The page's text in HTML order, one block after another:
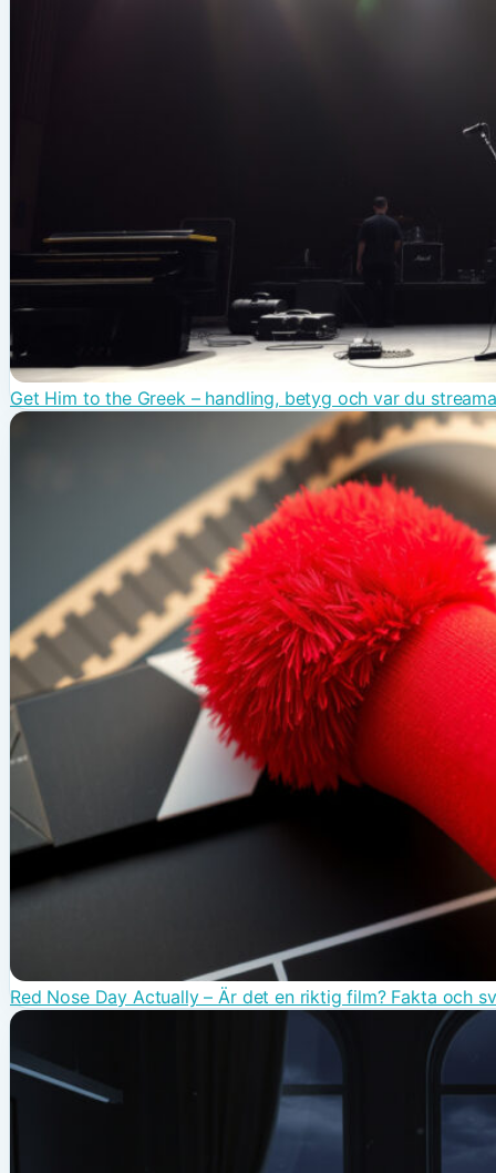
Get Him to the Greek – handling, betyg och var du
Red Nose Day Actually – Är det en riktig film? Fakta och